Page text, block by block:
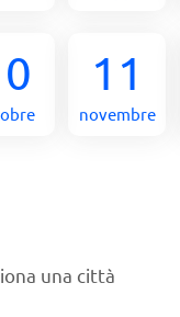
11
novembre
una città